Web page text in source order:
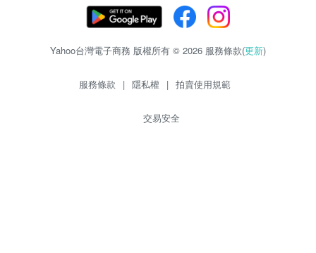
Yahoo台灣電子商務 版權所有 © 2026 服務條款(更新)
服務條款 | 隱私權 | 拍賣使用規範
交易安全